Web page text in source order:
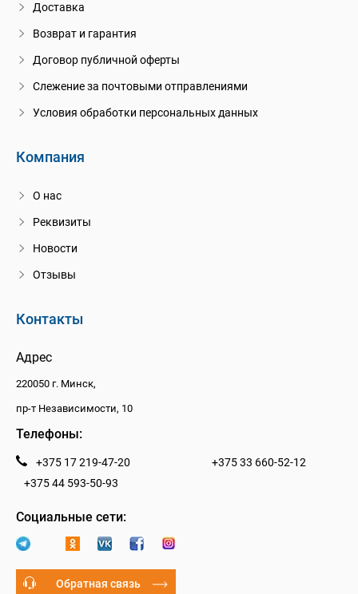
Доставка
Возврат и гарантия
Договор публичной оферты
Слежение за почтовыми отправлениями
Условия обработки персональных данных
Компания
О нас
Реквизиты
Новости
Отзывы
Контакты
Адрес
220050 г. Минск,
пр-т Независимости, 10
Телефоны:
+375 17 219-47-20
+375 33 660-52-12
+375 44 593-50-93
Социальные сети:
Обратная связь